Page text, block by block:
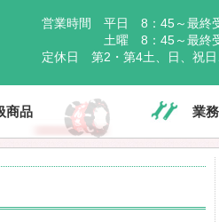
営業時間 平日 8：45～最終
土曜 8：45～最終受
定休日 第2・第4土、日、祝日
商品 業